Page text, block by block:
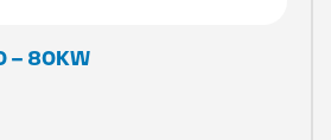
– 80KW